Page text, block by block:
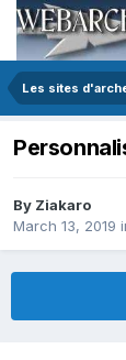
Les sites
By Ziakaro
March 13, 2019